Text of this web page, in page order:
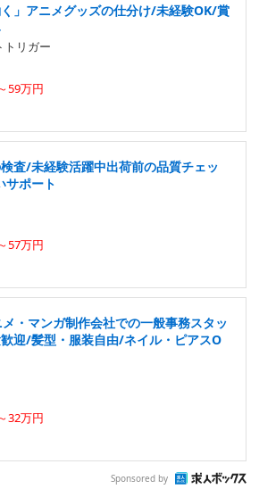
く」アニメグッズの仕分け/未経験OK/賞
トリガー
59万円
査/未経験活躍中出荷前の品質チェッ
サポート
57万円
メ・マンガ制作会社での一般事務スタッ
迎/髪型・服装自由/ネイル・ピアスO
32万円
Sponsored by